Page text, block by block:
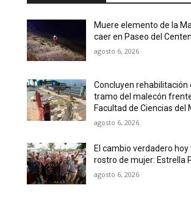
Muere elemento de la
caer en Paseo del
agosto 6, 2026
Concluyen rehabilitación
tramo del malecón
Facultad de Ciencias del
agosto 6, 2026
El cambio verdadero hoy
rostro de mujer: Estrella
agosto 6, 2026